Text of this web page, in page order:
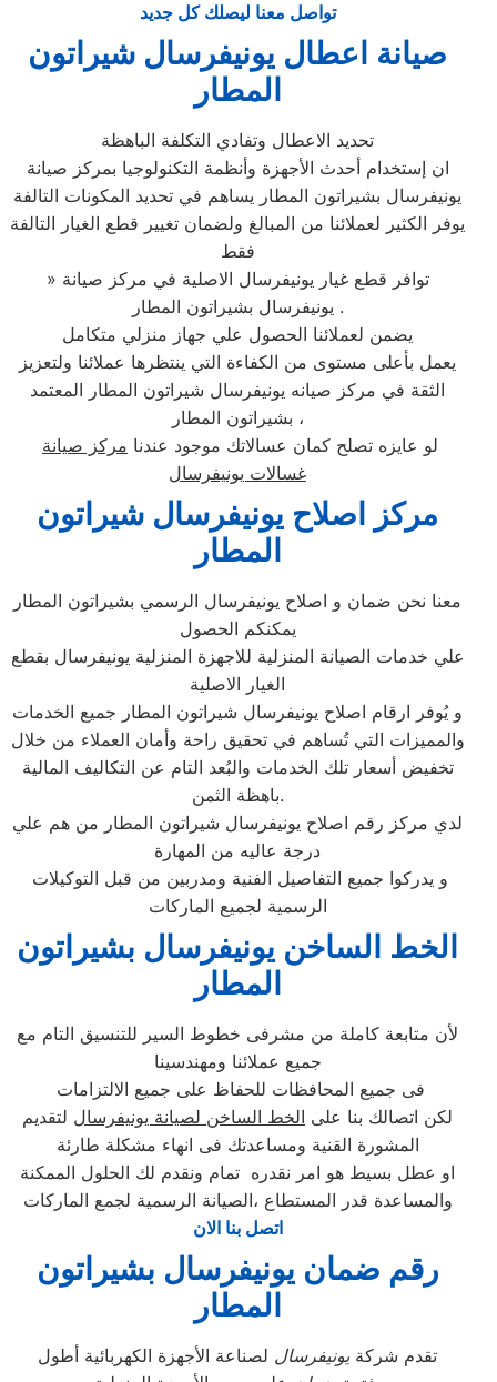
تواصل معنا ليصلك كل جديد
صيانة اعطال يونيفرسال شيراتون
المطار
تحديد الاعطال وتفادي التكلفة الباهظة
ان إستخدام أحدث الأجهزة وأنظمة التكنولوجيا بمركز صيانة
يونيفرسال بشيراتون المطار يساهم في تحديد المكونات التالفة
يوفر الكثير لعملائنا من المبالغ ولضمان تغيير قطع الغيار التالفة
فقط
» توافر قطع غيار يونيفرسال الاصلية في مركز صيانة
يونيفرسال بشيراتون المطار .
يضمن لعملائنا الحصول علي جهاز منزلي متكامل
يعمل بأعلى مستوى من الكفاءة التي ينتظرها عملائنا ولتعزيز
الثقة في مركز صيانه يونيفرسال شيراتون المطار المعتمد
بشيراتون المطار ،
لو عايزه تصلح كمان عسالاتك موجود عندنا مركز صيانة
غسالات يونيفرسال
مركز اصلاح يونيفرسال شيراتون
المطار
معنا نحن ضمان و اصلاح يونيفرسال الرسمي بشيراتون المطار
يمكنكم الحصول
علي خدمات الصيانة المنزلية للاجهزة المنزلية يونيفرسال بقطع
الغيار الاصلية
و يُوفر ارقام اصلاح يونيفرسال شيراتون المطار جميع الخدمات
والمميزات التي تُساهم في تحقيق راحة وأمان العملاء من خلال
تخفيض أسعار تلك الخدمات والبُعد التام عن التكاليف المالية
باهظة الثمن.
لدي مركز رقم اصلاح يونيفرسال شيراتون المطار من هم علي
درجة عاليه من المهارة
الرسمية لجميع الماركات
الخط الساخن يونيفرسال بشيراتون
المطار
لأن متابعة كاملة من مشرفى خطوط السير للتنسيق التام مع
جميع عملائنا ومهندسينا
فى جميع المحافظات للحفاظ على جميع الالتزامات
لكن اتصالك بنا على الخط الساخن لصيانة يونيفرسال لتقديم
المشورة القنية ومساعدتك فى انهاء مشكلة طارئة
او عطل بسيط هو امر نقدره تمام ونقدم لك الحلول الممكنة
والمساعدة قدر المستطاع ،الصيانة الرسمية لجمع الماركات
اتصل بنا الان
رقم ضمان يونيفرسال بشيراتون
المطار
تقدم شركة يونيفرسال لصناعة الأجهزة الكهربائية أطول